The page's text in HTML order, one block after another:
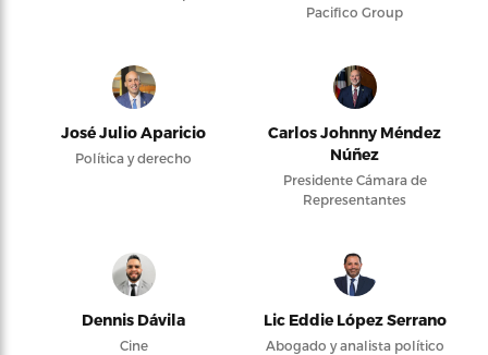
Pacifico Group
José Julio Aparicio
Política y derecho
Carlos Johnny Méndez
Núñez
Presidente Cámara de
Representantes
Dennis Dávila
Cine
Lic Eddie López Serrano
Abogado y analista político